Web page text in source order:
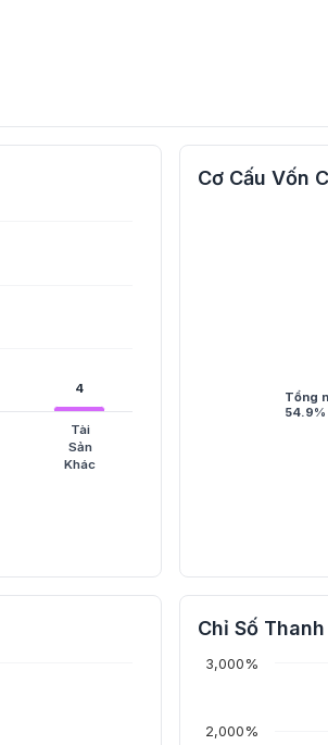
4
4
Tài
Sản
Khác
Cơ Cấu Vốn
Tổng
54.9%
Chỉ Số
2,000%
3,000%